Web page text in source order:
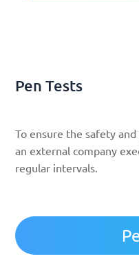
Pen Tests
To ensure the safety
an external company
regular intervals.